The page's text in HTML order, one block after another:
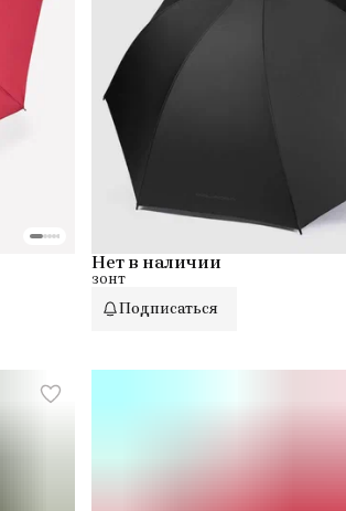
Нет в наличии
зонт
Подписаться